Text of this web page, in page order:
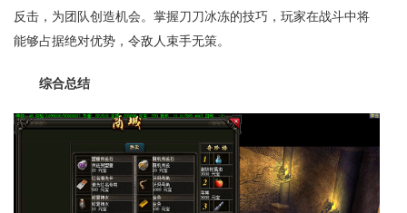
反击，为团队创造机会。掌握刀刀冰冻的技巧，玩家在战斗中将
能够占据绝对优势，令敌人束手无策。
综合总结